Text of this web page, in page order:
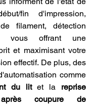
fin d'impression,
filament, détection
vous offrant une
et maximisant votre
effectif. De plus, des
comme
du lit et la reprise
après coupure de